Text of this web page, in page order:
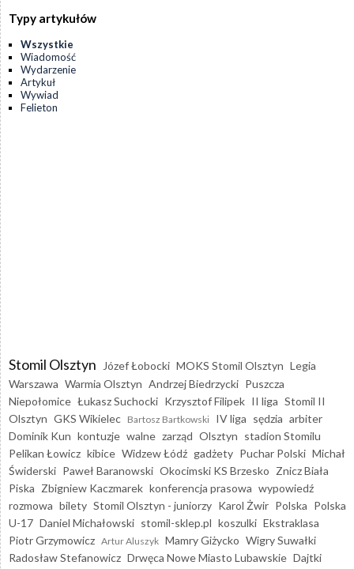
Typy artykułów
Wszystkie
Wiadomość
Wydarzenie
Artykuł
Wywiad
Felieton
Stomil Olsztyn Józef Łobocki MOKS Stomil Olsztyn Legia
Warszawa Warmia Olsztyn Andrzej Biedrzycki Puszcza
Niepołomice Łukasz Suchocki Krzysztof Filipek II liga Stomil II
Olsztyn GKS Wikielec Bartosz Bartkowski IV liga sędzia arbiter
Dominik Kun kontuzje walne zarząd Olsztyn stadion Stomilu
Pelikan Łowicz kibice Widzew Łódź gadżety Puchar Polski Michał
Świderski Paweł Baranowski Okocimski KS Brzesko Znicz Biała
Piska Zbigniew Kaczmarek konferencja prasowa wypowiedź
rozmowa bilety Stomil Olsztyn - juniorzy Karol Żwir Polska Polska
U-17 Daniel Michałowski stomil-sklep.pl koszulki Ekstraklasa
Piotr Grzymowicz Artur Aluszyk Mamry Giżycko Wigry Suwałki
Radosław Stefanowicz Drwęca Nowe Miasto Lubawskie Dajtki